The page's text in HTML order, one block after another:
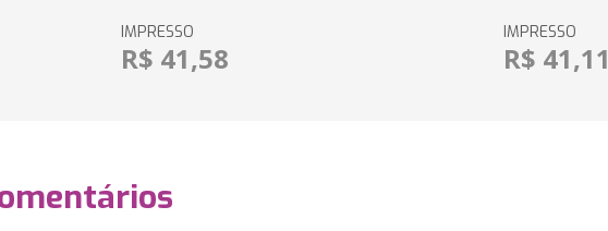
IMPRESSO
R$ 41,58
IMPRESSO
R$ 41,11